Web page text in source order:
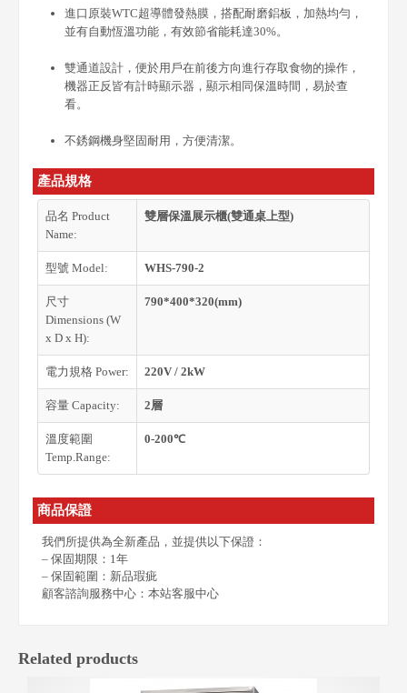
進口原裝WTC超導體發熱膜，搭配耐磨鋁板，加熱均勻，
並有自動恆溫功能，有效節省能耗達30%。
雙通道設計，便於用戶在前後方向進行存取食物的操作，
機器正反皆有計時顯示器，顯示相同保溫時間，易於查
看。
不銹鋼機身堅固耐用，方便清潔。
產品規格
品名 Product
Name:
雙層保溫展示櫃(雙通桌上型)
型號 Model: WHS-790-2
尺寸
Dimensions (W
x D x H):
790*400*320(mm)
電力規格 Power: 220V / 2kW
容量 Capacity: 2層
溫度範圍
Temp.Range:
0-200℃
商品保證
我們所提供為全新產品，並提供以下保證：
– 保固期限：1年
– 保固範圍：新品瑕疵
顧客諮詢服務中心：本站客服中心
Related products